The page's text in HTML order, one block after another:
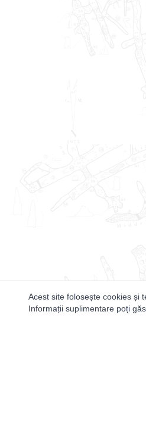
Acest site folosește cookies și
Informații suplimentare poți